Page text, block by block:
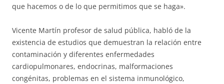
que hacemos o de lo que permitimos que se haga».
Vicente Martín profesor de salud pública, habló de la
existencia de estudios que demuestran la relación entre
contaminación y diferentes enfermedades
cardiopulmonares, endocrinas, malformaciones
congénitas, problemas en el sistema inmunológico,